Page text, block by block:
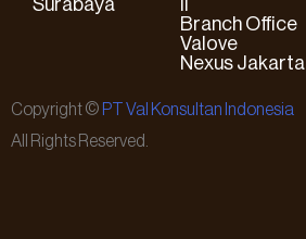
Surabaya
Branch Office
Valove
Nexus Jakarta
Copyright © PT Val Konsultan Indonesia
All Rights Reserved.